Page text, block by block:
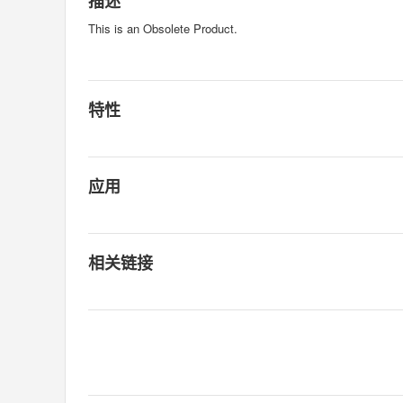
This is an Obsolete Product.
特性
应用
相关链接